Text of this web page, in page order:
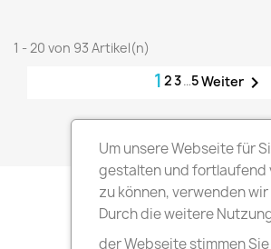
1 - 20 von 93 Artikel(n)
1 23…5Weiter 
Um unsere Webseite für
gestalten und fortlaufend
zu können, verwenden wir
Durch die weitere
der Webseite stimmen